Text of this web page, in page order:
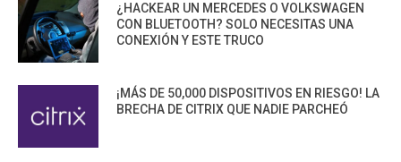
¿HACKEAR UN MERCEDES O VOLKSWAGEN
CON BLUETOOTH? SOLO NECESITAS UNA
CONEXIÓN Y ESTE TRUCO
¡MÁS DE 50,000 DISPOSITIVOS EN RIESGO! LA
BRECHA DE CITRIX QUE NADIE PARCHEÓ